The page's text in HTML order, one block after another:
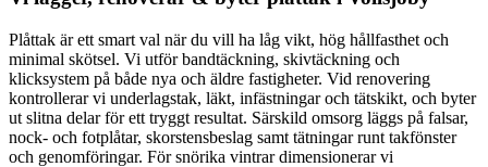
Plåttak är ett smart val när du vill ha låg vikt, hög hållfasthet och
minimal skötsel. Vi utför bandtäckning, skivtäckning och
klicksystem på både nya och äldre fastigheter. Vid renovering
kontrollerar vi underlagstak, läkt, infästningar och tätskikt, och byter
ut slitna delar för ett tryggt resultat. Särskild omsorg läggs på falsar,
nock- och fotplåtar, skorstensbeslag samt tätningar runt takfönster
och genomföringar. För snörika vintrar dimensionerar vi